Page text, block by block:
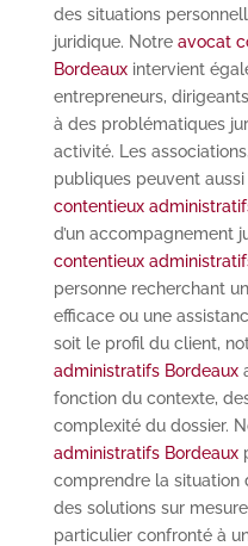
des situations
juridique. Notre avocat
Bordeauxintervient
entrepreneurs,
à des problématiques
activité. Les
publiques peuvent
contentieux
d’un accompagnement
contentieux
personne recherchant
efficace ou une
soit le profil du client,
administratifs Bordeaux
fonction du contexte,
complexité du dossier.
administratifs Bordeaux
comprendre la situation
des solutions sur
particulier confronté à